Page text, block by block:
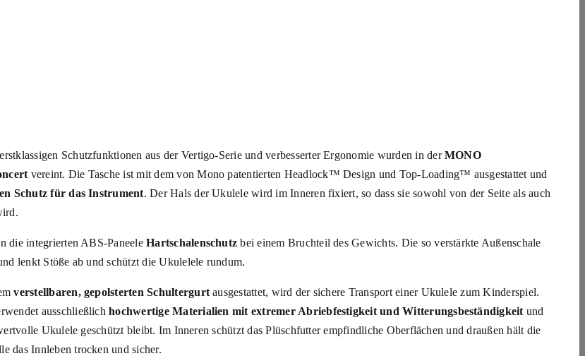
Schutzfunktionen aus der Vertigo-Serie und verbesserter Ergonomie wurden in derMONO
vereint. Die Tasche ist mit dem von Mono patentierten Headlock™ Design und Top-Loading™ ausgestattet und
Schutz für das Instrument. Der Hals der Ukulele wird im Inneren fixiert, so dass sie sowohl von der Seite als auch
die integrierten ABS-PaneeleHartschalenschutz bei einem Bruchteil des Gewichts. Die so verstärkte Außenschale
lenkt Stöße ab und schützt die Ukulelele rundum.
verstellbaren, gepolsterten Schultergurt ausgestattet, wird der sichere Transport einer Ukulele zum Kinderspiel.
ausschließlichhochwertige Materialien mit extremer Abriebfestigkeit und Witterungsbeständigkeit und
Ukulele geschützt bleibt. Im Inneren schützt das Plüschfutter empfindliche Oberflächen und draußen hält die
das Innleben trocken und sicher.